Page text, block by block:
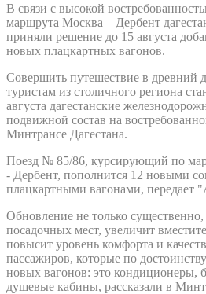
В связи с высокой
маршрута Москва – Дербент
приняли решение до 15 августа
новых плацкартных вагонов.
Совершить путешествие в древний
туристам из столичного региона
августа дагестанские
подвижной состав на
Минтрансе Дагестана.
Поезд № 85/86, курсирующий по
- Дербент, пополнится 12 новыми
плацкартными вагонами, передает
Обновление не только
посадочных мест, увеличит
повысит уровень комфорта и
пассажиров, которые по
новых вагонов: это кондиционеры,
душевые кабины, рассказали в